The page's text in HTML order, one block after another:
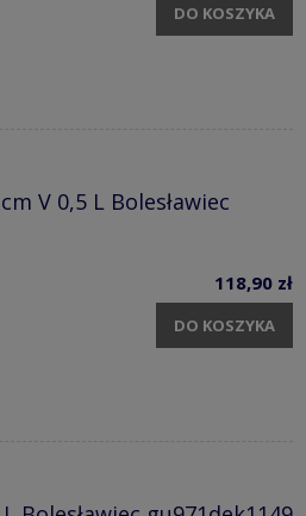
DO KOSZYKA
V 0,5 L Bolesławiec
118,90 zł
DO KOSZYKA